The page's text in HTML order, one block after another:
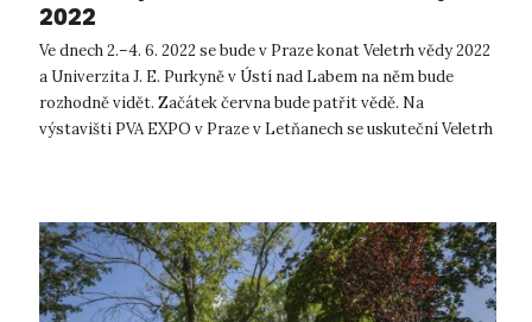
2022
Ve dnech 2.–4. 6. 2022 se bude v Praze konat Veletrh vědy 2022
a Univerzita J. E. Purkyně v Ústí nad Labem na něm bude
rozhodně vidět. Začátek června bude patřit vědě. Na
výstavišti PVA EXPO v Praze v Letňanech se uskuteční Veletrh